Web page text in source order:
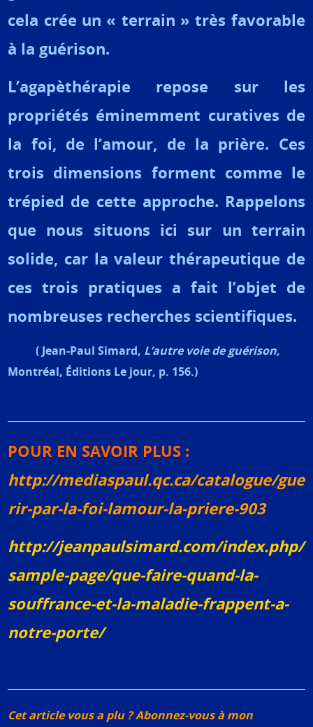
cela crée un « terrain » très favorable
à la guérison.
L’agapèthérapie repose sur les
propriétés éminemment curatives de
la foi, de l’amour, de la prière. Ces
trois dimensions forment comme le
trépied de cette approche. Rappelons
que nous situons ici sur un terrain
solide, car la valeur thérapeutique de
ces trois pratiques a fait l’objet de
nombreuses recherches scientifiques.
( Jean-Paul Simard, L’autre voie de guérison,
Montréal, Éditions Le jour, p. 156.)
POUR EN SAVOIR PLUS :
http://mediaspaul.qc.ca/catalogue/gue
rir-par-la-foi-lamour-la-priere-903
http://jeanpaulsimard.com/index.php/
sample-page/que-faire-quand-la-
souffrance-et-la-maladie-frappent-a-
notre-porte/
Cet article vous a plu ? Abonnez-vous à mon